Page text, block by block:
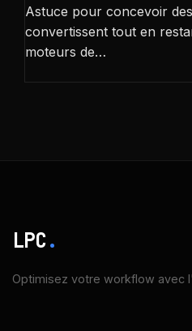
Astuce pour concevoir
convertissent tout en
moteurs de…
LPC.
Optimisez votre workflow avec